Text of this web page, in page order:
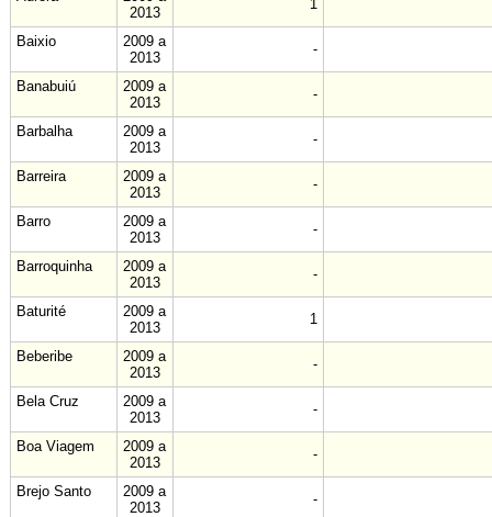
2013
1
Baixio
2009 a
2013
-
Banabuiú
2009 a
2013
-
Barbalha
2009 a
2013
-
Barreira
2009 a
2013
-
Barro
2009 a
2013
-
Barroquinha
2009 a
2013
-
Baturité
2009 a
2013
1
Beberibe
2009 a
2013
-
Bela Cruz
2009 a
2013
-
Boa Viagem
2009 a
2013
-
Brejo Santo
2009 a
2013
-